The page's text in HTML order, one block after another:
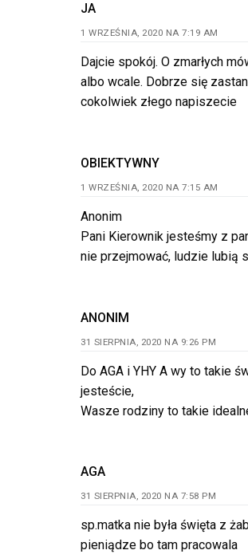
JA
1 WRZEŚNIA, 2020 NA 7:19 AM
Dajcie spokój. O zmarłych
albo wcale. Dobrze się
cokolwiek złego napiszecie
OBIEKTYWNY
1 WRZEŚNIA, 2020 NA 7:15 AM
Anonim
Pani Kierownik jesteśmy z
nie przejmować, ludzie lubią
ANONIM
31 SIERPNIA, 2020 NA 9:26 PM
Do AGA i YHY A wy to takie
jesteście,
Wasze rodziny to takie
AGA
31 SIERPNIA, 2020 NA 7:58 PM
sp.matka nie była święta z
pieniądze bo tam pracowala